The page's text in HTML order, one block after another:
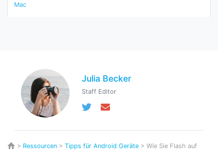
Mac
Julia Becker
Staff Editor
> Ressourcen > Tipps für Android Geräte > Wie Sie Flash auf